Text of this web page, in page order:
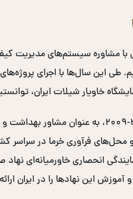
با مشاوره سیستم‌های مدیریت
این نهادها را در ایران